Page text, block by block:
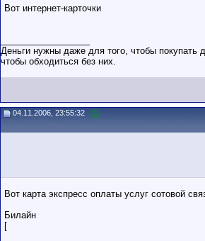
Вот интернет-карточки
Деньги нужны даже для того, чтобы покупать
чтобы обходиться без них.
04.11.2006, 23:55:32
Вот карта экспресс оплаты услуг сотовой
Билайн
[